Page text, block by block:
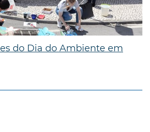
do Dia do Ambiente em